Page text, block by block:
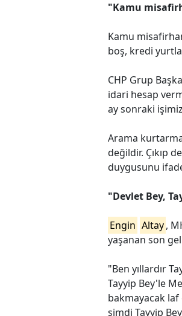
"Kamu
Kamu
boş, kredi
CHP Grup
idari hesap
ay sonraki
Arama
değildir. Çıkıp
duygusunu
"Devlet Bey,
Engin Altay,
yaşanan son
"Ben yıllardır
Tayyip Bey'le
bakmayacak
şimdi Tayyip